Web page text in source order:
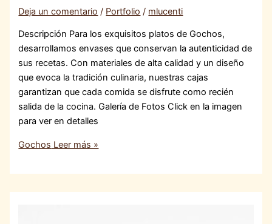
Deja un comentario / Portfolio / mlucenti
Descripción Para los exquisitos platos de Gochos,
desarrollamos envases que conservan la autenticidad de
sus recetas. Con materiales de alta calidad y un diseño
que evoca la tradición culinaria, nuestras cajas
garantizan que cada comida se disfrute como recién
salida de la cocina. Galería de Fotos Click en la imagen
para ver en detalles
Gochos Leer más »